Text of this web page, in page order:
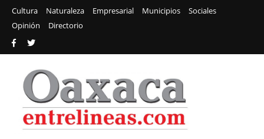
Cultura Naturaleza Empresarial Municipios
Sociales
Opinión
Directorio